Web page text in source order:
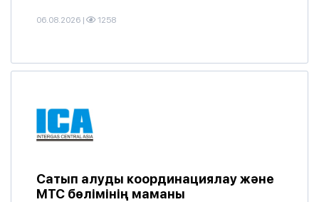
06.08.2026 | 1258
Сатып алуды координациялау және
МТС бөлімінің маманы